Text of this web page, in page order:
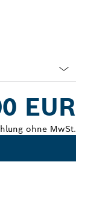
EUR
ohne MwSt.